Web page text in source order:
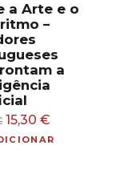
a Arte e o
–
a
O
preço
15,30 €O
preço